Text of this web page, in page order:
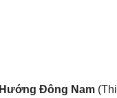
Hướng Đông Nam